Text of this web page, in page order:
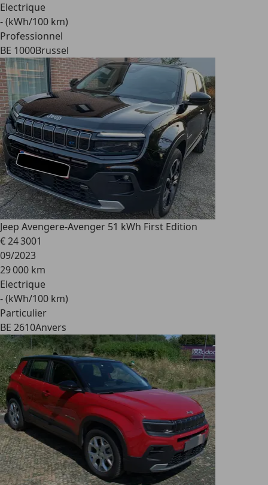
Electrique
- (kWh/100 km)
Professionnel
BE 1000Brussel
Jeep Avengere-Avenger 51 kWh First Edition
€ 24 3001
09/2023
29 000 km
Electrique
- (kWh/100 km)
Particulier
BE 2610Anvers